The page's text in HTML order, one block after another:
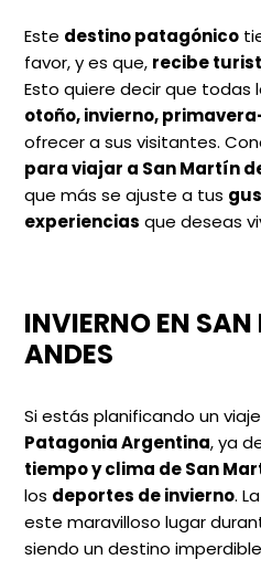
Este destino patagónico
favor, y es que, recibe
Esto quiere decir que todas
otoño, invierno,
ofrecer a sus visitantes.
para viajar a San Martín
que más se ajuste a tus
experiencias que deseas
INVIERNO EN
ANDES
Si estás planificando un
Patagonia Argentina, ya
tiempo y clima de San
los deportes de invierno. La
este maravilloso lugar
siendo un destino